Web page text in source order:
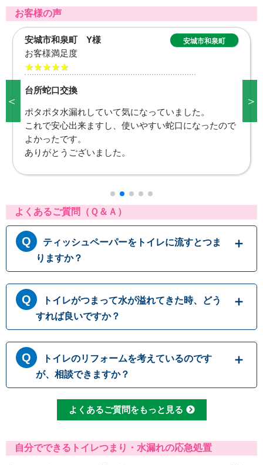
お客様の声
日進市五色園 T様 日進市五色園
お客様満足度
★★★★★
台所蛇口交換
台所が使えなくて困っていました。これで洗い物も出
来ますし、本当に助かりました。
また何かありましたら宜しくお願いします。
＜ ＞
よくあるご質問（Ｑ＆Ａ）
ティッシュペーパーをトイレに流すとつま
りますか？
トイレットペーパーはトイレに流す前提に作ら
れておりますが、ティッシュペーパーは繊維の
結びつきが強くほどけにくいため、トイレに流
すと排水パイプ内でつまることがありますの
で、決して流さないでください。トイレットペ
ーパーも、一度に大量に流すとつまりの原因に
なるため、こまめに流したりウォシュレットを
りを予防することができます
トイレがつまって水が溢れてきた時、どう
すれば良いですか？
トイレにつまりが起きて水が流れて行かない時
には、無理に水を流すと溢れてしまう可能性が
あります。 原因として一番多いのは便器内で
のつまりですが、排管自体がつまっていたりト
イレの劣化によって引き起こされる場合もござ
います。どこでつまっているか原因をしっかり
トイレのリフォームを考えているのです
が、相談できますか？
もちろんです。水道職人では水漏れ・つまり修
理だけでなくトイレ交換やリフォームなど、幅
て使用可能な便器の種類も変わってまいります
ので、しっかりとした現場確認で最適なご提案
よくあるご質問をもっと見る
自分でできるトイレつまり・水漏れの応急処置